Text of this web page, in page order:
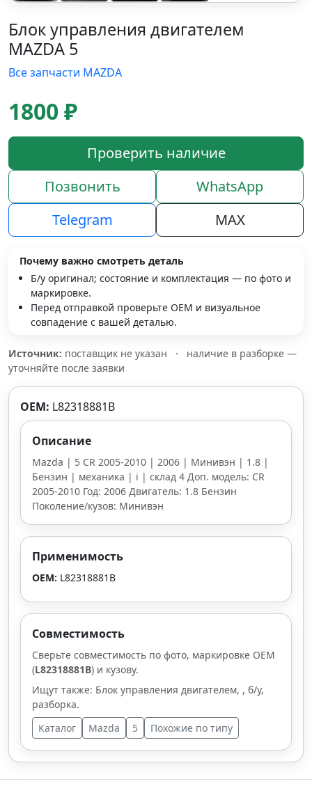
Блок управления двигателем
MAZDA 5
Все запчасти MAZDA
1800 ₽
Проверить наличие
Позвонить
WhatsApp
Telegram
MAX
Почему важно смотреть деталь
Б/у оригинал; состояние и комплектация — по фото и
маркировке.
Перед отправкой проверьте OEM и визуальное
совпадение с вашей деталью.
Источник: поставщик не указан ·
наличие в разборке —
уточняйте после заявки
OEM: L82318881B
Описание
Mazda | 5 CR 2005-2010 | 2006 | Минивэн | 1.8 |
Бензин | механика | i | склад 4 Доп. модель: CR
2005-2010 Год: 2006 Двигатель: 1.8 Бензин
Поколение/кузов: Минивэн
Применимость
OEM: L82318881B
Совместимость
Сверьте совместимость по фото, маркировке OEM
(L82318881B) и кузову.
Ищут также: Блок управления двигателем, , б/у,
разборка.
Каталог
Mazda 5 Похожие по типу